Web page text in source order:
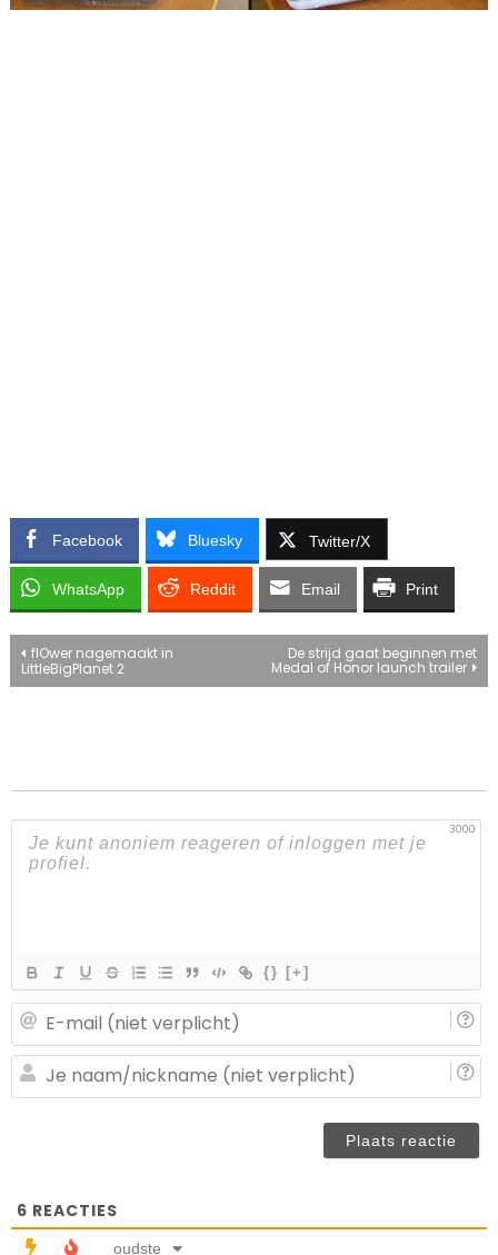
Facebook Bluesky Twitter/X
WhatsApp Reddit Email Print
Bericht
flOwer nagemaakt in
LittleBigPlanet 2
De strijd gaat beginnen met
Medal of Honor launch trailer
3000
{} [+]
6 REACTIES
oudste